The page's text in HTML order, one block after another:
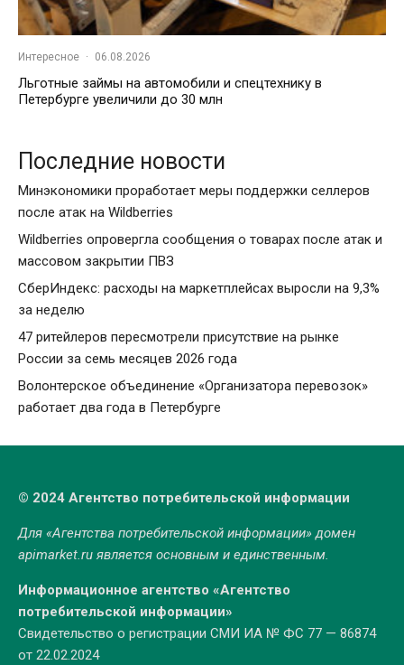
Интересное · 06.08.2026
Льготные займы на автомобили и спецтехнику в
Петербурге увеличили до 30 млн
Последние новости
Минэкономики проработает меры поддержки селлеров
после атак на Wildberries
Wildberries опровергла сообщения о товарах после атак и
массовом закрытии ПВЗ
СберИндекс: расходы на маркетплейсах выросли на 9,3%
за неделю
47 ритейлеров пересмотрели присутствие на рынке
России за семь месяцев 2026 года
Волонтерское объединение «Организатора перевозок»
работает два года в Петербурге
© 2024 Агентство потребительской информации
Для «Агентства потребительской информации» домен
apimarket.ruявляется основным и единственным.
Информационное агентство «Агентство
потребительской информации»
Свидетельство о регистрации СМИ ИА № ФС 77 — 86874
от 22.02.2024